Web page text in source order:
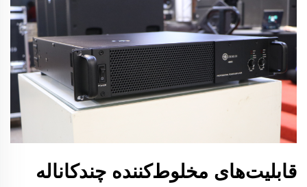
قابلیت‌های مخلوط‌کننده چندکاناله